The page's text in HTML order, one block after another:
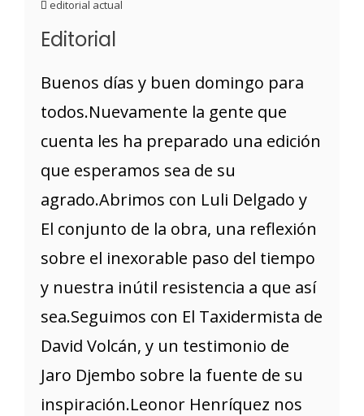
editorial actual
Editorial
Buenos días y buen domingo para
todos.Nuevamente la gente que
cuenta les ha preparado una edición
que esperamos sea de su
agrado.Abrimos con Luli Delgado y
El conjunto de la obra, una reflexión
sobre el inexorable paso del tiempo
y nuestra inútil resistencia a que así
sea.Seguimos con El Taxidermista de
David Volcán, y un testimonio de
Jaro Djembo sobre la fuente de su
inspiración.Leonor Henríquez nos